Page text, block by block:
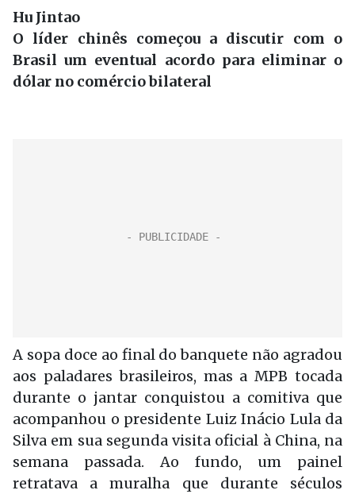
Hu Jintao
O líder chinês começou a discutir com o
Brasil um eventual acordo para eliminar o
dólar no comércio bilateral
A sopa doce ao final do banquete não agradou
aos paladares brasileiros, mas a MPB tocada
durante o jantar conquistou a comitiva que
acompanhou o presidente Luiz Inácio Lula da
Silva em sua segunda visita oficial à China, na
semana passada. Ao fundo, um painel
retratava a muralha que durante séculos